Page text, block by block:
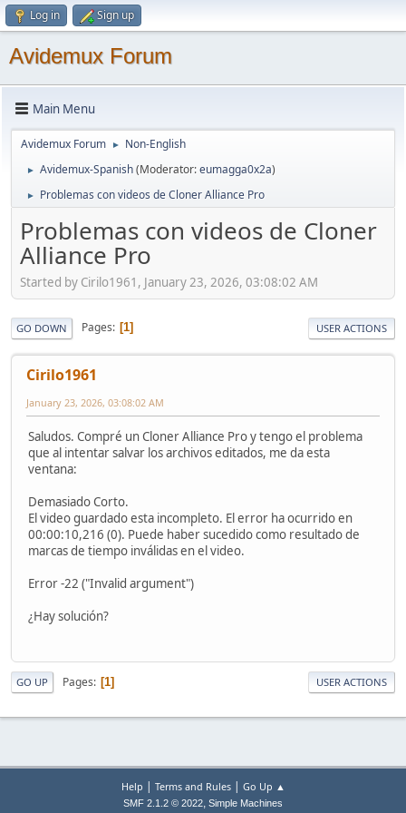
Log in Sign up
Avidemux Forum
Main Menu
Avidemux Forum ► Non-English
► Avidemux-Spanish(Moderator:eumagga0x2a)
► Problemas con videos de Cloner Alliance Pro
Problemas con videos de Cloner
Alliance Pro
Started by Cirilo1961, January 23, 2026, 03:08:02 AM
GO DOWN Pages 1 USER ACTIONS
Cirilo1961
January 23, 2026, 03:08:02 AM
Saludos. Compré un Cloner Alliance Pro y tengo el problema
que al intentar salvar los archivos editados, me da esta
ventana:
Demasiado Corto.
El video guardado esta incompleto. El error ha ocurrido en
00:00:10,216 (0). Puede haber sucedido como resultado de
marcas de tiempo inválidas en el video.
Error -22 ("Invalid argument")
¿Hay solución?
GO UP Pages 1 USER ACTIONS
Help Terms and Rules| Go Up ▲
SMF 2.1.2 © 2022, Simple Machines